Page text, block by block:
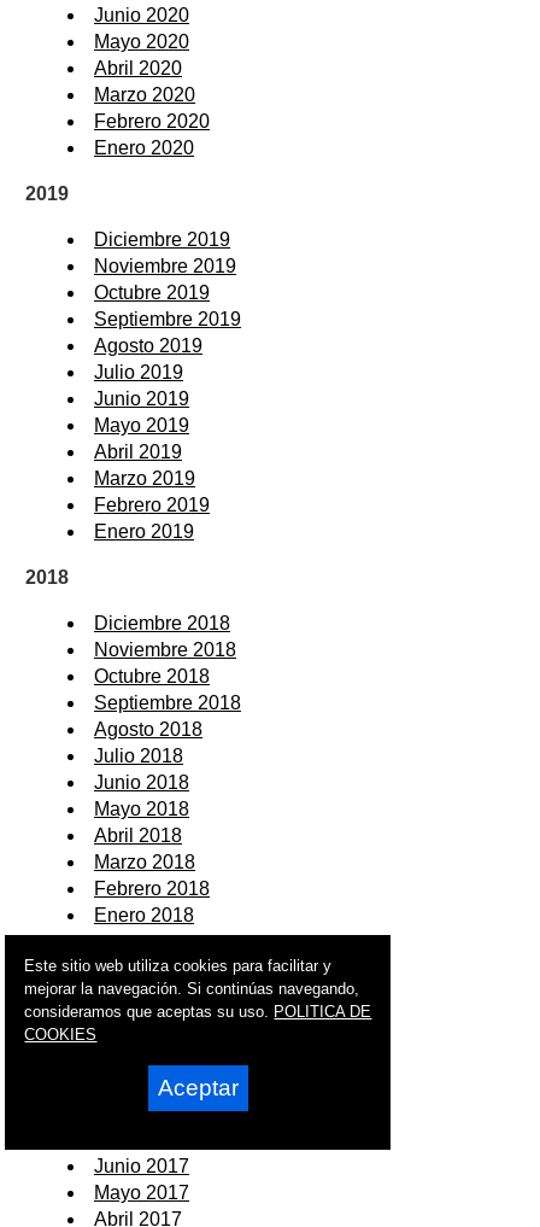
Junio 2020
Mayo 2020
Abril 2020
Marzo 2020
Febrero 2020
Enero 2020
2019
Diciembre 2019
Noviembre 2019
Octubre 2019
Septiembre 2019
Agosto 2019
Julio 2019
Junio 2019
Mayo 2019
Abril 2019
Marzo 2019
Febrero 2019
Enero 2019
2018
Diciembre 2018
Noviembre 2018
Octubre 2018
Septiembre 2018
Agosto 2018
Julio 2018
Junio 2018
Mayo 2018
Abril 2018
Marzo 2018
Febrero 2018
Enero 2018
2017
Diciembre 2017
Noviembre 2017
Septiembre 2017
Agosto 2017
Junio 2017
Mayo 2017
Abril 2017
Este sitio web utiliza cookies para facilitar y
mejorar la navegación. Si continúas navegando,
consideramos que aceptas su uso. POLITICA DE
COOKIES
Aceptar